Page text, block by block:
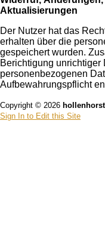
Aktualisierungen
Der Nutzer hat das
erhalten über die
gespeichert wurden.
Berichtigung unrichtiger
personenbezogenen
Aufbewahrungspflicht
Copyright © 2026
Sign In to Edit this Site